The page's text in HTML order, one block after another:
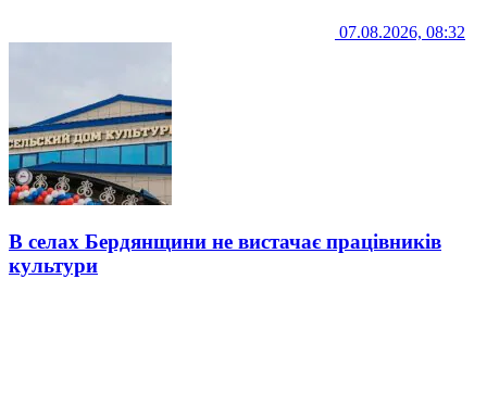
07.08.2026, 08:32
В селах Бердянщини не вистачає працівників
культури